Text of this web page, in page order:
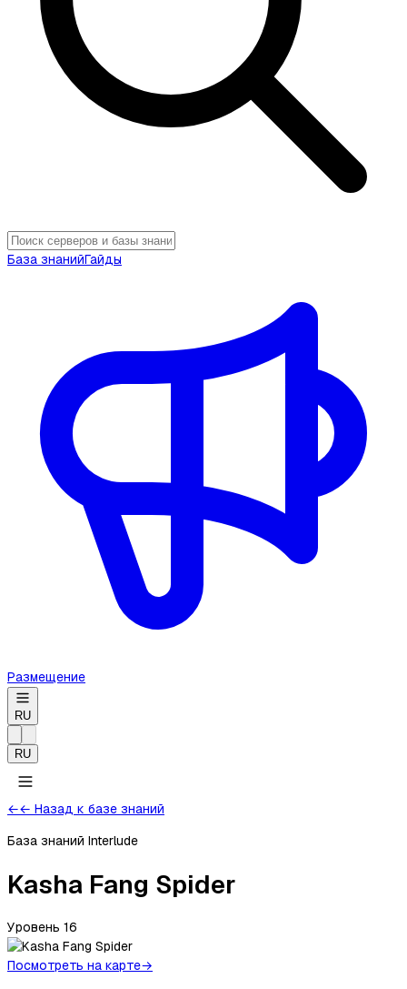
База знанийГайды
Размещение
RU
RU
←← Назад к базе знаний
База знаний Interlude
Kasha Fang Spider
Уровень 16
Посмотреть на карте→